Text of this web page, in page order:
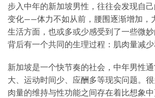
步入中年的新加坡男性，往往会发现自
变化——体力不如从前，腰围逐渐增加，
生活方面，也或多或少感受到了一些微
背后有一个共同的生理过程：肌肉量减少
新加坡是一个快节奏的社会，中年男性
大、运动时间少、应酬多等现实问题。
肉量的维持与性功能之间存在着比想象